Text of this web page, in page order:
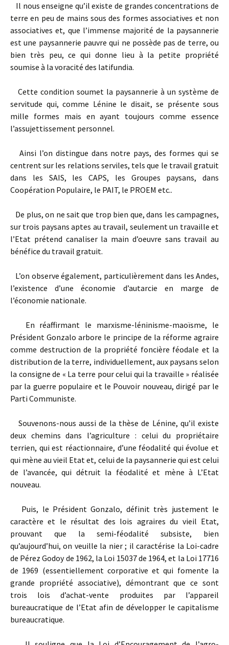
Il nous enseigne qu’il existe de grandes concentrations de
terre en peu de mains sous des formes associatives et non
associatives et, que l’immense majorité de la paysannerie
est une paysannerie pauvre qui ne possède pas de terre, ou
bien très peu, ce qui donne lieu à la petite propriété
soumise à la voracité des latifundia.
Cette condition soumet la paysannerie à un système de
servitude qui, comme Lénine le disait, se présente sous
mille formes mais en ayant toujours comme essence
l’assujettissement personnel.
Ainsi l’on distingue dans notre pays, des formes qui se
centrent sur les relations serviles, tels que le travail gratuit
dans les SAIS, les CAPS, les Groupes paysans, dans
Coopération Populaire, le PAIT, le PROEM etc..
De plus, on ne sait que trop bien que, dans les campagnes,
sur trois paysans aptes au travail, seulement un travaille et
l’Etat prétend canaliser la main d’oeuvre sans travail au
bénéfice du travail gratuit.
L’on observe également, particulièrement dans les Andes,
l’existence d’une économie d’autarcie en marge de
l’économie nationale.
En réaffirmant le marxisme-léninisme-maoïsme, le
Président Gonzalo arbore le principe de la réforme agraire
comme destruction de la propriété foncière féodale et la
distribution de la terre, individuellement, aux paysans selon
la consigne de « La terre pour celui qui la travaille » réalisée
par la guerre populaire et le Pouvoir nouveau, dirigé par le
Parti Communiste.
Souvenons-nous aussi de la thèse de Lénine, qu’il existe
deux chemins dans l’agriculture : celui du propriétaire
terrien, qui est réactionnaire, d’une féodalité qui évolue et
qui mène au vieil Etat et, celui de la paysannerie qui est celui
de l’avancée, qui détruit la féodalité et mène à L’Etat
nouveau.
Puis, le Président Gonzalo, définit très justement le
caractère et le résultat des lois agraires du vieil Etat,
prouvant que la semi-féodalité subsiste, bien
qu’aujourd’hui, on veuille la nier ; il caractérise la Loi-cadre
de Pérez Godoy de 1962, la Loi 15037 de 1964, et la Loi 17716
de 1969 (essentiellement corporative et qui fomente la
grande propriété associative), démontrant que ce sont
trois lois d’achat-vente produites par l’appareil
bureaucratique de l’Etat afin de développer le capitalisme
bureaucratique.